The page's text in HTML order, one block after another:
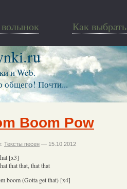
Как выбрать
и Web.
общего! Почти...
Boom Pow
Тексты песен — 15.10.2012
[x3]
that that, that that
boom (Gotta get that) [x4]